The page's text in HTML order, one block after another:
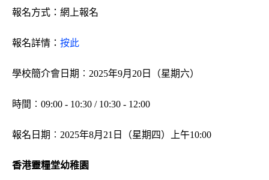
報名方式：網上報名
報名詳情： 按此
學校簡介會日期︰2025年9月20日（星期六）
時間︰09:00 - 10:30 / 10:30 - 12:00
報名日期︰2025年8月21日（星期四）上午10:00
香港靈糧堂幼稚園